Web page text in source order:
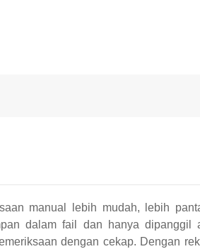
manual lebih mudah, lebih
dalam fail dan hanya dipanggil
dengan cekap. Dengan